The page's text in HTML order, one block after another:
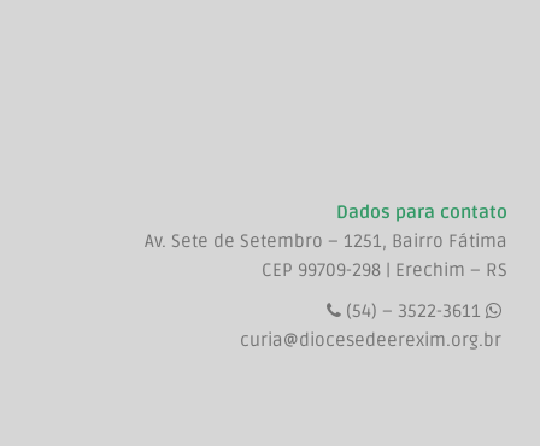
Dados para contato
Av. Sete de Setembro – 1251, Bairro Fátima
CEP 99709-298 | Erechim – RS
(54) – 3522-3611
curia@diocesedeerexim.org.br